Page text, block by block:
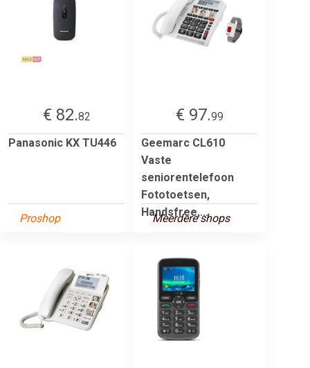
€ 82.82
Panasonic KX TU446
Proshop
€ 97.99
Geemarc CL610
Vaste
seniorentelefoon
Fototoetsen,
Handsfree,...
Meerdere shops